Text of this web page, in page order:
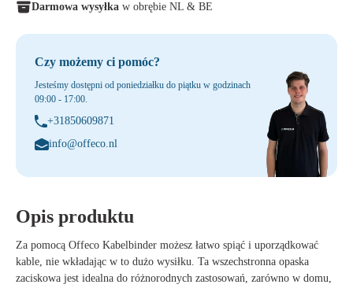
Darmowa wysyłka w obrębie NL & BE
Czy możemy ci pomóc?
Jesteśmy dostępni od poniedziałku do piątku w godzinach
09:00 - 17:00.
+31850609871
info@offeco.nl
Opis produktu
Za pomocą Offeco Kabelbinder możesz łatwo spiąć i uporządkować
kable, nie wkładając w to dużo wysiłku. Ta wszechstronna opaska
zaciskowa jest idealna do różnorodnych zastosowań, zarówno w domu,